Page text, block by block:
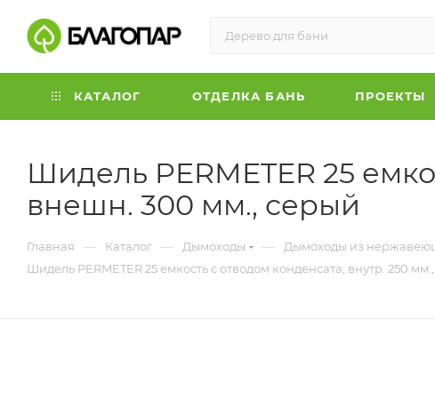
КАТАЛОГ ОТДЕЛКА БАНЬ ПРОЕКТЫ
Шидель PERMETER 25
внешн. 300 мм., серый
Главная — Каталог — Дымоходы — Дымоходы из
Шидель PERMETER 25 емкость с отводом конденсата, внутр. 250